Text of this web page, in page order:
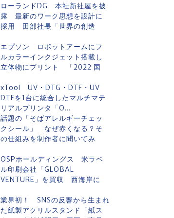
ローランドDG 本社新社屋を披
露 最新のワーク思想を設計に
採用 田部社長「世界の創造
エプソン ロボットアームにフ
ルカラーインクジェット搭載し
立体物にプリント 「2022 国
xTool UV・DTG・DTF・UV
DTFを1台に統合したマルチマテ
リアルプリンタ「O...
話題の「そばアレルギーチェッ
クシール」 なぜ赤くなる？そ
の仕組みを制作者に聞いてみ
OSPホールディングス 米ラベ
ル印刷会社「GLOBAL
VENTURE」を買収 西海岸に
業界初！ SNSの反響から生まれ
た紙製アクリルスタンド「紙ス